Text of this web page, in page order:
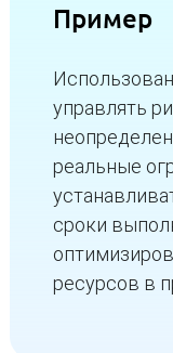
Пример
управлять
реальные
сроки
ресурсов в